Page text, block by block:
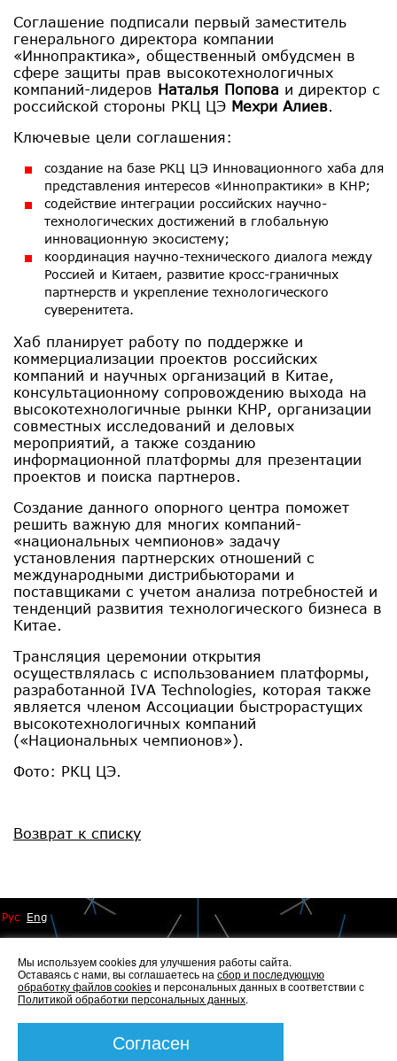
Соглашение подписали первый заместитель
генерального директора компании
«Иннопрактика», общественный омбудсмен в
сфере защиты прав высокотехнологичных
компаний-лидеров Наталья Попова и директор с
российской стороны РКЦ ЦЭ Мехри Алиев.
Ключевые цели соглашения:
создание на базе РКЦ ЦЭ Инновационного хаба для
представления интересов «Иннопрактики» в КНР;
содействие интеграции российских научно-
технологических достижений в глобальную
инновационную экосистему;
координация научно-технического диалога между
Россией и Китаем, развитие кросс-граничных
партнерств и укрепление технологического
суверенитета.
Хаб планирует работу по поддержке и
коммерциализации проектов российских
компаний и научных организаций в Китае,
консультационному сопровождению выхода на
высокотехнологичные рынки КНР, организации
совместных исследований и деловых
мероприятий, а также созданию
информационной платформы для презентации
проектов и поиска партнеров.
Создание данного опорного центра поможет
решить важную для многих компаний-
«национальных чемпионов» задачу
установления партнерских отношений с
международными дистрибьюторами и
поставщиками с учетом анализа потребностей и
тенденций развития технологического бизнеса в
Китае.
Трансляция церемонии открытия
осуществлялась с использованием платформы,
разработанной IVA Technologies, которая также
является членом Ассоциации быстрорастущих
высокотехнологичных компаний
(«Национальных чемпионов»).
Фото: РКЦ ЦЭ.
Возврат к списку
Рус Eng
© 2014 - 2026 Иннопрактика
Политика по обработке и защите персональных данных
Политика по работе с файлами Cookies
Создание сайта —
Мы используем cookies для улучшения работы сайта.
Оставаясь с нами, вы соглашаетесь на сбор и последующую
обработку файлов cookiesи персональных данных в соответствии с
Политикой обработки персональных данных.
Согласен